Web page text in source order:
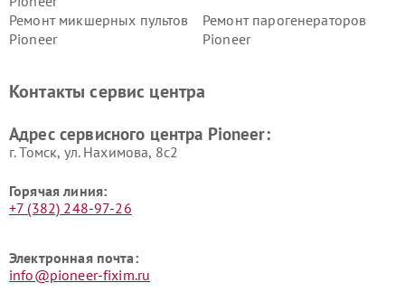
Ремонт микшерных пультов
Pioneer
Ремонт парогенераторов
Pioneer
Контакты сервис центра
Адрес сервисного центра Pioneer:
г. Томск, ул. Нахимова, 8с2
Горячая линия:
+7 (382) 248-97-26
Электронная почта:
info@pioneer-fixim.ru